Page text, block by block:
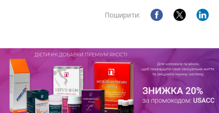
Поширити: